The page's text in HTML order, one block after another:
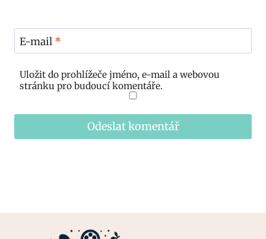
E-mail *
Uložit do prohlížeče jméno, e-mail a webovou
stránku pro budoucí komentáře.